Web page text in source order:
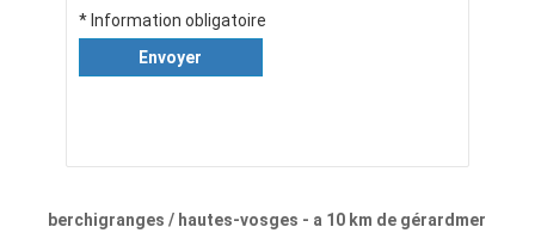
* Information obligatoire
Envoyer
berchigranges / hautes-vosges - a 10 km de gérardmer